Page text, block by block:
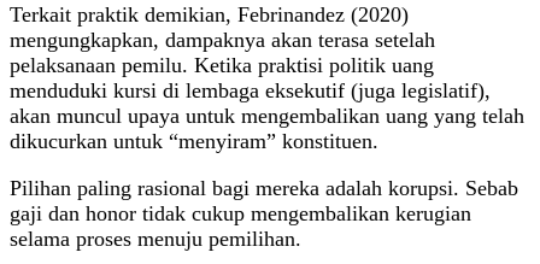
Terkait praktik demikian, Febrinandez (2020)
mengungkapkan, dampaknya akan terasa setelah
pelaksanaan pemilu. Ketika praktisi politik uang
menduduki kursi di lembaga eksekutif (juga legislatif),
akan muncul upaya untuk mengembalikan uang yang telah
dikucurkan untuk “menyiram” konstituen.
Pilihan paling rasional bagi mereka adalah korupsi. Sebab
gaji dan honor tidak cukup mengembalikan kerugian
selama proses menuju pemilihan.